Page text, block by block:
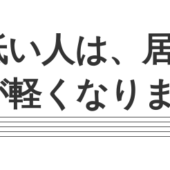
人は、
くなり